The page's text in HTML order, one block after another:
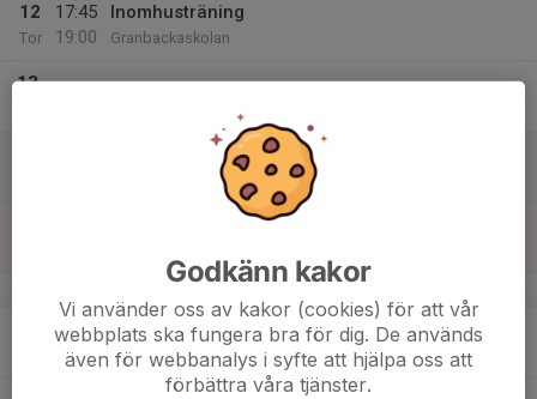
12
Tor
17:45
19:00
Inomhusträning
Granbackaskolan
13
17:30
18:30
Inomhusträning
Skytteholmsskolan, stora hallen
Godkänn kakor
Vi använder oss av kakor (cookies) för att vår
webbplats ska fungera bra för dig. De används
även för webbanalys i syfte att hjälpa oss att
förbättra våra tjänster.